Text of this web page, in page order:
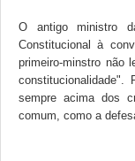
O antigo ministro
Constitucional à
primeiro-minstro não
sempre acima dos
comum, como a